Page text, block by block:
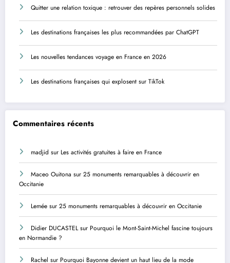
Quitter une relation toxique : retrouver des repères personnels solides
Les destinations françaises les plus recommandées par ChatGPT
Les nouvelles tendances voyage en France en 2026
Les destinations françaises qui explosent sur TikTok
Commentaires récents
madjid sur Les activités gratuites à faire en France
Maceo Ouitona sur 25 monuments remarquables à découvrir en
Occitanie
Lemée sur 25 monuments remarquables à découvrir en Occitanie
Didier DUCASTELsur Pourquoi le Mont-Saint-Michel fascine toujours
en Normandie ?
Rachel sur Pourquoi Bayonne devient un haut lieu de la mode